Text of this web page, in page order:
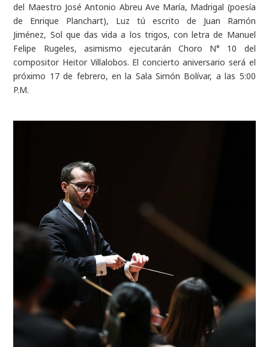
del Maestro José Antonio Abreu Ave María, Madrigal (poesía
de Enrique Planchart), Luz tú escrito de Juan Ramón
Jiménez, Sol que das vida a los trigos, con letra de Manuel
Felipe Rugeles, asimismo ejecutaránChoro N° 10 del
compositor Heitor Villalobos. El concierto aniversario será el
próximo 17 de febrero, en la Sala Simón Bolívar, a las 5:00
P.M.